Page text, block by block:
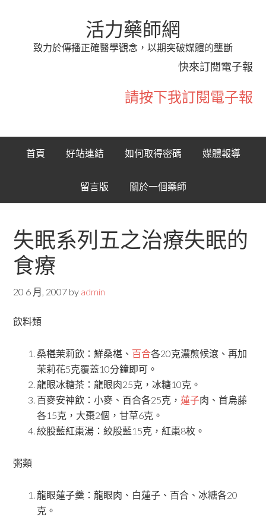
活力藥師網
致力於傳播正確醫學觀念，以期突破媒體的壟斷
快來訂閱電子報
請按下我訂閱電子報
首頁 好站連結 如何取得密碼 媒體報導
留言版 關於一個藥師
失眠系列五之治療失眠的
食療
20 6 月, 2007 by admin
飲料類
桑椹茉莉飲：鮮桑椹、 百合各20克濃煎候滾、再加
茉莉花5克覆蓋10分鐘即可。
龍眼冰糖茶：龍眼肉25克，冰糖10克。
百麥安神飲：小麥、百合各25克， 蓮子肉、首烏藤
各15克，大棗2個，甘草6克。
絞股藍紅棗湯：絞股藍15克，紅棗8枚。
粥類
龍眼蓮子羹：龍眼肉、白蓮子、百合、冰糖各20
克。